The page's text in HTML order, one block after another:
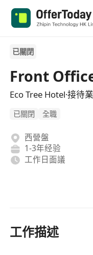
已關閉
Front
Eco Tree Hotel·接待業
已關閉 全職
西營盤
1-3年经验
工作日面議
工作描述